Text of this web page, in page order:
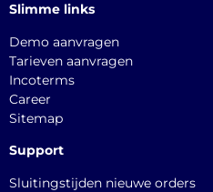
Slimme links
Demo aanvragen
Tarieven aanvragen
Incoterms
Career
Sitemap
Support
Sluitingstijden nieuwe orders